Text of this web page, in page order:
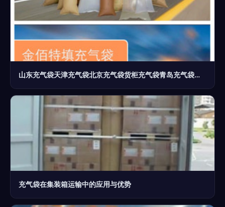
山东充气袋天津充气袋北京充气袋货柜充气袋青岛充气袋滨州充气袋烟台威海集装箱充气袋图片_高清图_细节图
充气袋在集装箱运输中的应用与优势